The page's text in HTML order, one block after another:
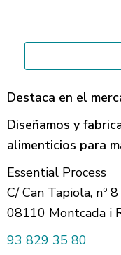
Destaca en el
Diseñamos y
alimenticios para
Essential Process
C/ Can Tapiola, nº
08110 Montcada i
93 829 35 80